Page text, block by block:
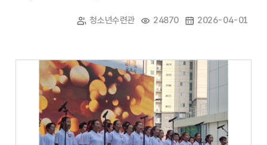
청소년수련관 24870 2026-04-01